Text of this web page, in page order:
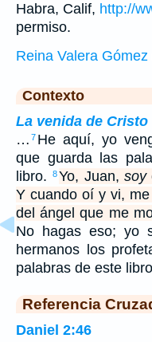
Habra, Calif, http://
permiso.
Reina Valera
Contexto
La venida de Cristo
… 7 He aquí, yo
que guarda las
libro.
8Yo, Juan, soy
Y cuando oí y vi,
del ángel que me
No hagas eso; yo
hermanos los
palabras de este
Referencia
Daniel 2:46